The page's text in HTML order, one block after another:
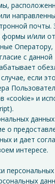
почты.
и/или
с
если
«cookie» и
о
и дает
интересе.